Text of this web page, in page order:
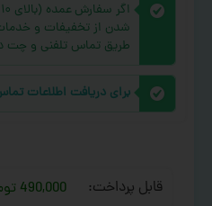
شدن از تخفیفات و
طریق تماس تلفنی و چت
برای دریافت اطلاعات
قابل پرداخت: 490,000 تومان